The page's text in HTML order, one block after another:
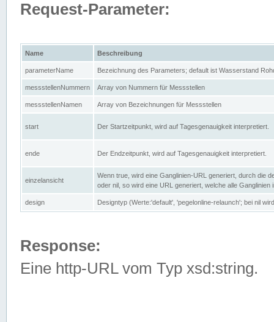
Request-Parameter:
Name Beschreibung
parameterName Bezeichnung des Parameters; default ist Wasserstand
messstellenNummern Array von Nummern für Messstellen
messstellenNamen Array von Bezeichnungen für Messstellen
start Der Startzeitpunkt, wird auf Tagesgenauigkeit interpretiert.
ende Der Endzeitpunkt, wird auf Tagesgenauigkeit interpretiert.
einzelansicht
Wenn true, wird eine Ganglinien-URL generiert, durch die
oder nil, so wird eine URL generiert, welche alle Ganglinien
design Designtyp (Werte:'default', 'pegelonline-relaunch'; bei nil
Response:
Eine http-URL vom Typ xsd:string.